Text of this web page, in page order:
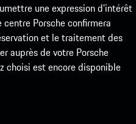
une expression d’intérêt
centre Porsche confirmera
et le traitement des
auprès de votre Porsche
choisi est encore disponible